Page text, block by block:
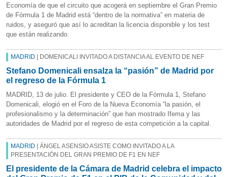
Economía de que el circuito que acogerá en septiembre el Gran Premio
de Fórmula 1 de Madrid está “dentro de la normativa” en materia de
ruidos, y aseguró que así lo acreditan la licencia disponible y los test
que están realizando.
MADRID | DOMENICALI INVITADO A DISTANCIA AL EVENTO DE NEF
Stefano Domenicali ensalza la “pasión” de Madrid por
el regreso de la Fórmula 1
MADRID, 13 de julio. El presidente y CEO de la Fórmula 1, Stefano
Domenicali, elogió en el Foro de la Nueva Economía “la pasión, el
profesionalismo y la determinación” que han mostrado Ifema y las
autoridades de Madrid por el regreso de esta competición a la capital.
MADRID | ÁNGEL ASENSIO ASISTE COMO INVITADO A LA
PRESENTACIÓN DEL GRAN PREMIO DE F1 EN NEF
El presidente de la Cámara de Madrid celebra el impacto